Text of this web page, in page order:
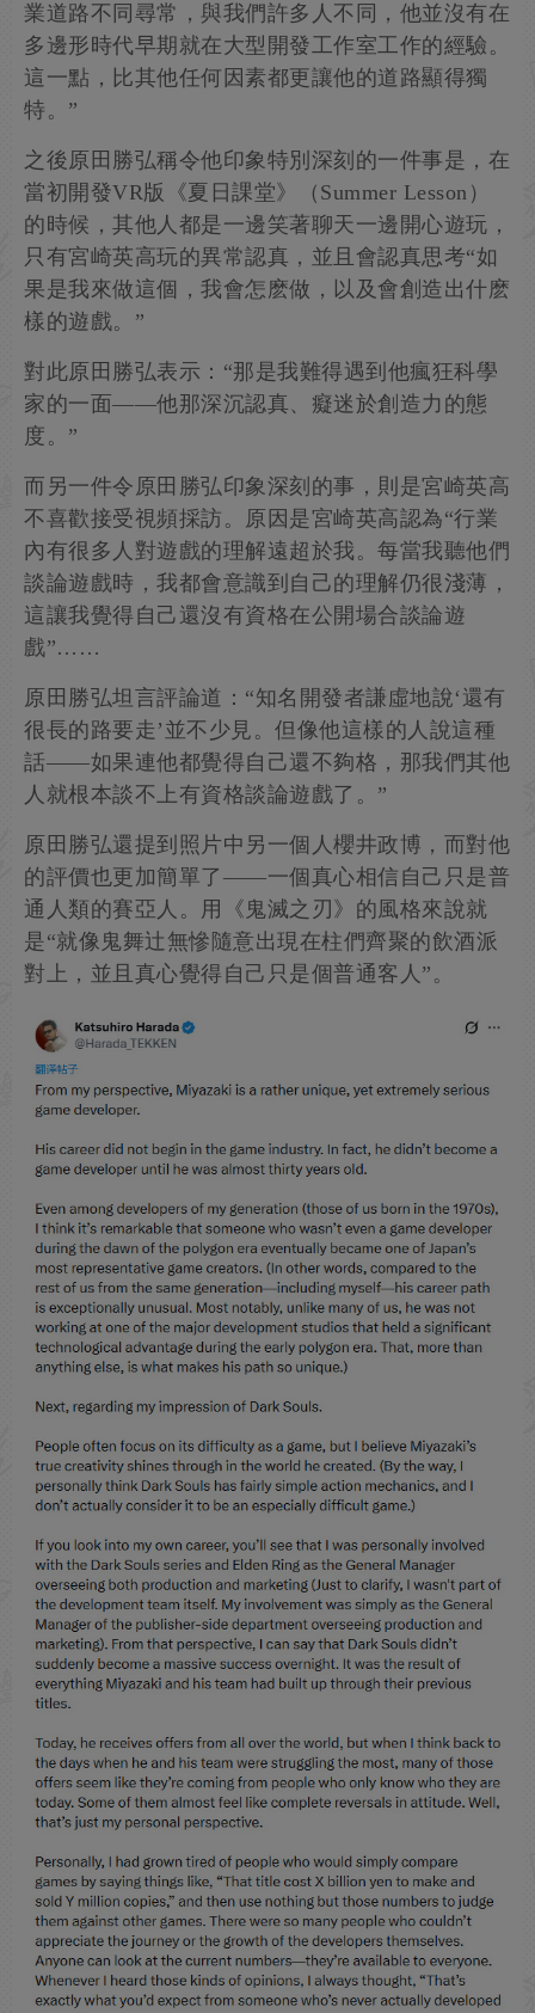
業道路不同尋常，與我們許多人不同，他並沒有在
多邊形時代早期就在大型開發工作室工作的經驗。
這一點，比其他任何因素都更讓他的道路顯得獨
特。”
之後原田勝弘稱令他印象特別深刻的一件事是，在
當初開發VR版《夏日課堂》（Summer Lesson）
的時候，其他人都是一邊笑著聊天一邊開心遊玩，
只有宮崎英高玩的異常認真，並且會認真思考“如
果是我來做這個，我會怎麽做，以及會創造出什麽
樣的遊戲。”
對此原田勝弘表示：“那是我難得遇到他瘋狂科學
家的一面——他那深沉認真、癡迷於創造力的態
度。”
而另一件令原田勝弘印象深刻的事，則是宮崎英高
不喜歡接受視頻採訪。原因是宮崎英高認為“行業
內有很多人對遊戲的理解遠超於我。每當我聽他們
談論遊戲時，我都會意識到自己的理解仍很淺薄，
這讓我覺得自己還沒有資格在公開場合談論遊
戲”……
原田勝弘坦言評論道：“知名開發者謙虛地說‘還有
很長的路要走’並不少見。但像他這樣的人說這種
話——如果連他都覺得自己還不夠格，那我們其他
人就根本談不上有資格談論遊戲了。”
原田勝弘還提到照片中另一個人櫻井政博，而對他
的評價也更加簡單了——一個真心相信自己只是普
通人類的賽亞人。用《鬼滅之刃》的風格來說就
是“就像鬼舞辻無慘隨意出現在柱們齊聚的飲酒派
對上，並且真心覺得自己只是個普通客人”。